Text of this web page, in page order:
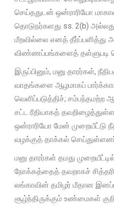
செய்ததுடன் ஒன்ராரியோ
தொடுநர்களது ss. 2(b)
மீறவில்லை எனத் தீர்ப்பளித்து
விண்ணப்பங்களைத் தள்ளுபடி
இருப்பினும், மனு தாரர்கள்,
வாதங்களை ஆழமாகப்
வெளிப்படுத்திச்; சம்பந்தமற்ற
சட்ட ரீதியாகத்
ஒன்ராரியோ மேன் முறையீட்டு
வழக்குத் தாக்கல்
மனு தாரர்கள் தமது
நோக்கத்தைத் தவறாகச்
லங்காவின் தமிழர் மீதான
சூழ்ந்திருக்கும் உண்மைகள்